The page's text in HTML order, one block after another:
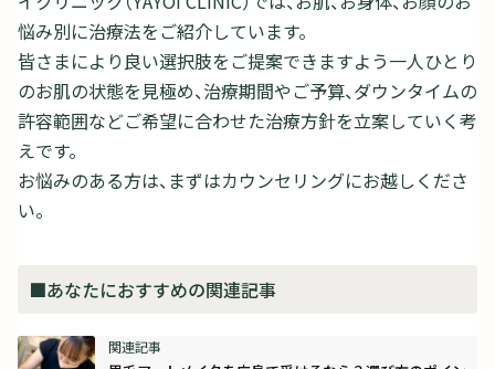
悩み別に治療法をご紹介しています。
皆さまにより良い選択肢をご提案できますよう一人ひとり
のお肌の状態を見極め、治療期間やご予算、ダウンタイムの
許容範囲などご希望に合わせた治療方針を立案していく考
えです。
お悩みのある方は、まずはカウンセリングにお越しくださ
い。
■あなたにおすすめの関連記事